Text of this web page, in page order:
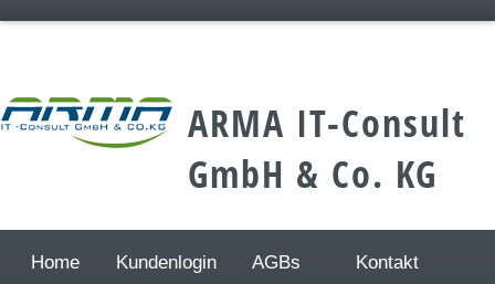
ARMA IT-Consult
GmbH & Co. KG
Home Kundenlogin AGBs Kontakt